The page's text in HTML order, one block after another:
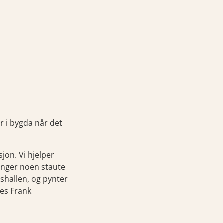
i bygda når det
Vi hjelper
noen staute
og pynter
Frank